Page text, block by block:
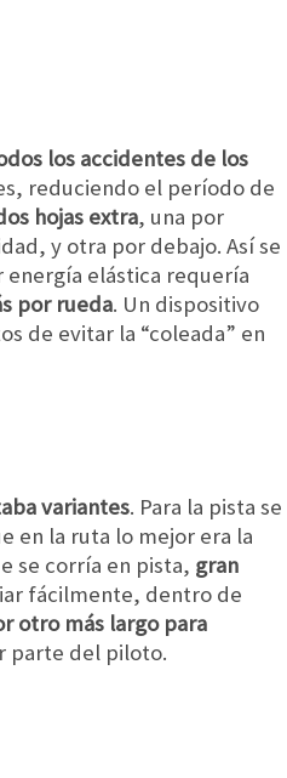
los accidentes de los
reduciendo el período de
hojas extra, una por
y otra por debajo. Así se
energía elástica requería
por rueda. Un dispositivo
de evitar la “coleada” en
variantes. Para la pista se
en la ruta lo mejor era la
se corría en pista, gran
fácilmente, dentro de
otro más largo para
parte del piloto.